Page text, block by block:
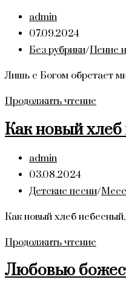
Автор
записи:
admin
Запись
опубликована:
07.09.2024
Рубрика
Без рубрики/Пение
Лишь с Богом обретает
Продолжить чтение
Богом
моя
Как новый
Автор
записи:
admin
Запись
опубликована:
03.08.2024
Рубрика
Детские песни/
Как новый хлеб
Продолжить чтение
хлеб
Любовью